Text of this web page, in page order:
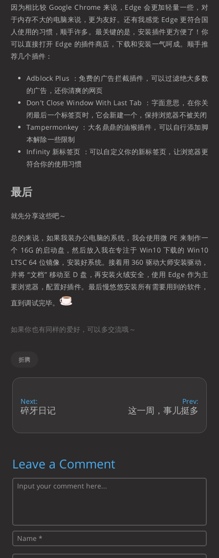
因为相比较 Google Chrome 来说，Edge 会更加轻量一些，对
于内存不大的电脑来说，更为友好。还有我感觉 Edge 更符合国
人使用的习惯，顺手许多。最关键的是，安装插件更方便了！你
可以直接打开 Edge 的插件商店，下载和安装一气呵成。顺手推
荐几个插件：
Adblock Plus ：免费的广告拦截插件，可以过滤绝大多数
的广告，还你清爽的网页
Don't Close Window With Last Tab ：字面意思，在你关
闭最后一个标签页时，它会新建一个，保持浏览器不被关闭
Tampermonkey ：大名鼎鼎的油猴插件，可以自行添加脚
本解除一些限制
Infinity 新标签页 ：可以自定义你的新标签页，让浏览器更
符合你的使用习惯
最后
就先分享这些吧～
总的来说，如果我装办公电脑的系统，我会使用微 PE 来制作一
个 16G 的启动盘，然后放入我在专注于 Win10 下载的 Win10
LTSC 64 位镜像，安装好系统。接着用 360 驱动大师安装驱动，
并将 “文档” 移动至 D 盘，再安装火绒安全，使用 Edge 作为主
要浏览器，配置好插件。最后慢悠悠安装所有需要用到的软件，
直到调试完毕。
如果你也有同样的爱好，可以多交流哦～
折腾
Next:
碎牙日记
Prev:
这一周，事儿挺多
Leave a Comment